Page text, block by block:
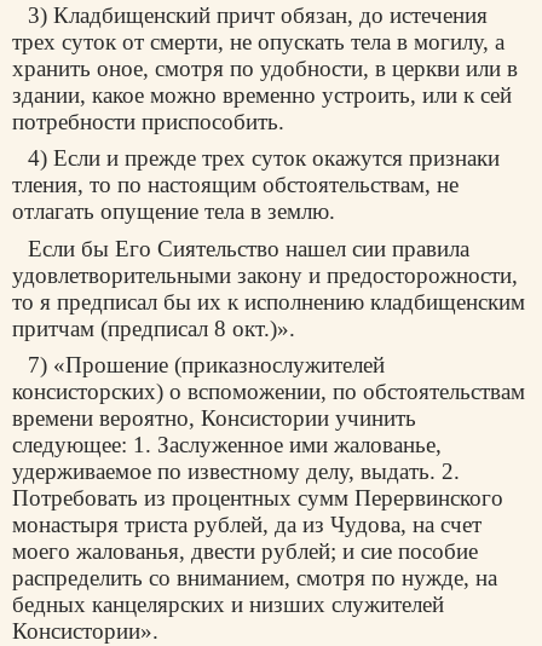
3) Кладбищенский причт обязан, до истечения
трех суток от смерти, не опускать тела в могилу, а
хранить оное, смотря по удобности, в церкви или в
здании, какое можно временно устроить, или к сей
потребности приспособить.
4) Если и прежде трех суток окажутся признаки
тления, то по настоящим обстоятельствам, не
отлагать опущение тела в землю.
Если бы Его Сиятельство нашел сии правила
удовлетворительными закону и предосторожности,
то я предписал бы их к исполнению кладбищенским
притчам (предписал 8 окт.)».
7) «Прошение (приказнослужителей
консисторских) о вспоможении, по обстоятельствам
времени вероятно, Консистории учинить
следующее: 1. Заслуженное ими жалованье,
удерживаемое по известному делу, выдать. 2.
Потребовать из процентных сумм Перервинского
монастыря триста рублей, да из Чудова, на счет
моего жалованья, двести рублей; и сие пособие
распределить со вниманием, смотря по нужде, на
бедных канцелярских и низших служителей
Консистории».